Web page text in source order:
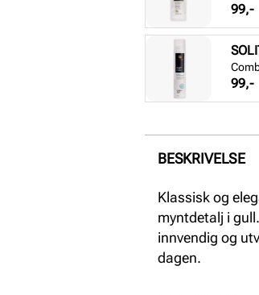
Pris
99,-
Pris
99,-
BESKRIVELSE
Klassisk og
myntdetalj i
innvendig og
dagen.